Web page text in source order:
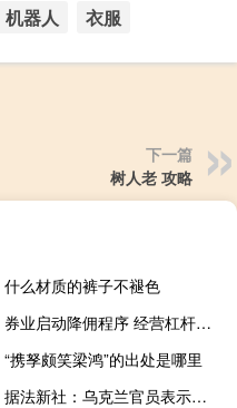
机器人 衣服
下一篇
树人老 攻略
什么材质的裤子不褪色
券业启动降佣程序 经营杠杆上限提升
“携孥颇笑梁鸿”的出处是哪里
据法新社：乌克兰官员表示俄罗斯导弹袭击了乌克兰东北部哈尔科夫地区的一个邮政仓库造成至少6名邮政工人死亡17人受伤